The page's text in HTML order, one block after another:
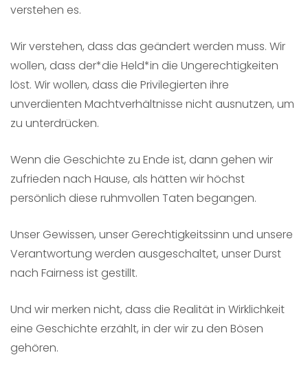
verstehen es.
Wir verstehen, dass das geändert werden muss. Wir
wollen, dass der*die Held*in die Ungerechtigkeiten
löst. Wir wollen, dass die Privilegierten ihre
unverdienten Machtverhältnisse nicht ausnutzen, um
zu unterdrücken.
Wenn die Geschichte zu Ende ist, dann gehen wir
zufrieden nach Hause, als hätten wir höchst
persönlich diese ruhmvollen Taten begangen.
Unser Gewissen, unser Gerechtigkeitssinn und unsere
Verantwortung werden ausgeschaltet, unser Durst
nach Fairness ist gestillt.
Und wir merken nicht, dass die Realität in Wirklichkeit
eine Geschichte erzählt, in der wir zu den Bösen
gehören.